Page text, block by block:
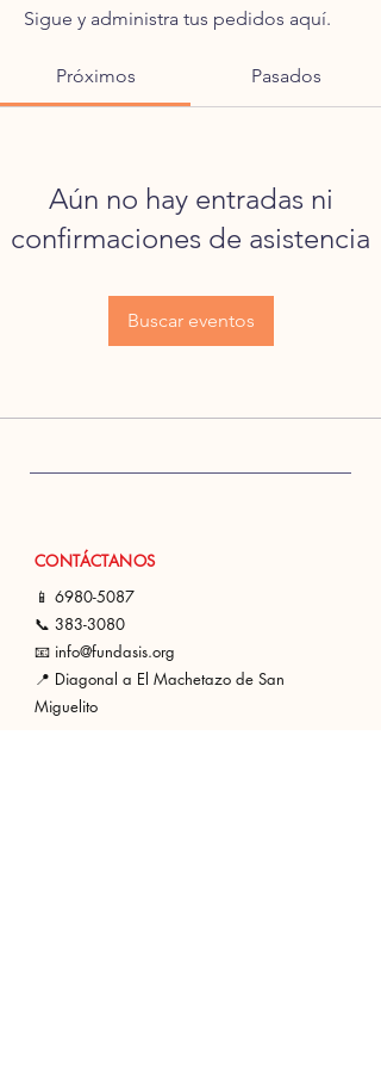
Sigue y administra tus pedidos aquí.
Próximos Pasados
Aún no hay entradas ni
confirmaciones de asistencia
Buscar eventos
CONTÁCTANOS
📱 6980-5087
📞 383-3080
📧 info@fundasis.org
📍 Diagonal a El Machetazo de San
Miguelito